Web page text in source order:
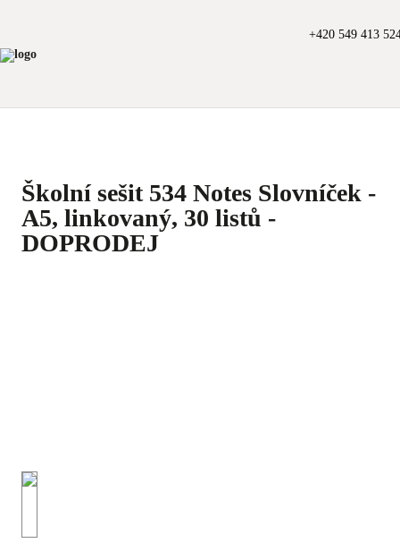
+420 549 413
Školní sešit 534 Notes Slovníček -
A5, linkovaný, 30 listů -
DOPRODEJ